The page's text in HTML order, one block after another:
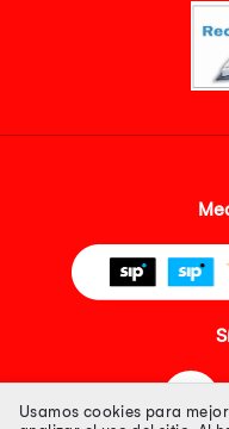
Usamos cookies para